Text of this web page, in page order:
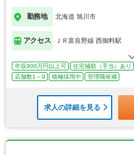
勤務地 北海道 旭川市
アクセス ＪＲ富良野線 西御料駅
年収900万円以上可 住宅補助（手当）あり
店舗数1～9
積極採用中 管理職候補
求人の詳細を見る